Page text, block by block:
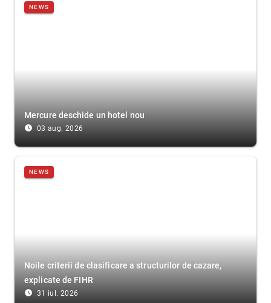
NEWS
Mercure deschide un hotel nou
access_time_filled 03 aug. 2026
NEWS
Noile criterii de clasificare a structurilor de cazare,
explicate de FIHR
access_time_filled 31 iul. 2026